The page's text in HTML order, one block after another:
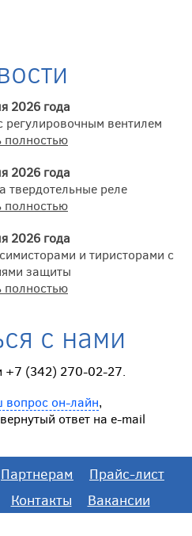
2026 года
вентилем
полностью
2026 года
твердотельные реле
полностью
2026 года
и тиристорами с
защиты
полностью
с нами
+7 (342) 270-02-27.
вопрос он-лайн,
ответ на e-mail
Партнерам
Прайс-лист
Контакты Вакансии